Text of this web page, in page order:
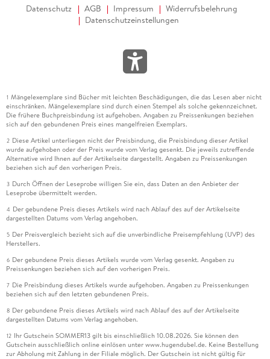
Datenschutz AGB Impressum
Widerrufsbelehrung
Datenschutzeinstellungen
1 Mängelexemplare sind Bücher mit leichten Beschädigungen, die das Lesen aber nicht
einschränken. Mängelexemplare sind durch einen Stempel als solche gekennzeichnet.
Die frühere Buchpreisbindung ist aufgehoben. Angaben zu Preissenkungen beziehen
sich auf den gebundenen Preis eines mangelfreien Exemplars.
2 Diese Artikel unterliegen nicht der Preisbindung, die Preisbindung dieser Artikel
wurde aufgehoben oder der Preis wurde vom Verlag gesenkt. Die jeweils zutreffende
Alternative wird Ihnen auf der Artikelseite dargestellt. Angaben zu Preissenkungen
beziehen sich auf den vorherigen Preis.
3 Durch Öffnen der Leseprobe willigen Sie ein, dass Daten an den Anbieter der
Leseprobe übermittelt werden.
4 Der gebundene Preis dieses Artikels wird nach Ablauf des auf der Artikelseite
dargestellten Datums vom Verlag angehoben.
5 Der Preisvergleich bezieht sich auf die unverbindliche Preisempfehlung (UVP) des
Herstellers.
6 Der gebundene Preis dieses Artikels wurde vom Verlag gesenkt. Angaben zu
Preissenkungen beziehen sich auf den vorherigen Preis.
7 Die Preisbindung dieses Artikels wurde aufgehoben. Angaben zu Preissenkungen
beziehen sich auf den letzten gebundenen Preis.
8 Der gebundene Preis dieses Artikels wird nach Ablauf des auf der Artikelseite
dargestellten Datums vom Verlag angehoben.
12 Ihr Gutschein SOMMER13 gilt bis einschließlich 10.08.2026. Sie können den
Gutschein ausschließlich online einlösen unter www.hugendubel.de. Keine Bestellung
zur Abholung mit Zahlung in der Filiale möglich. Der Gutschein ist nicht gültig für